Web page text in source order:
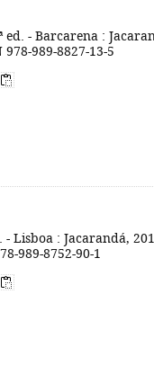
ed. - Barcarena :
989-8827-13-5
Lisboa : Jacarandá,
989-8752-90-1